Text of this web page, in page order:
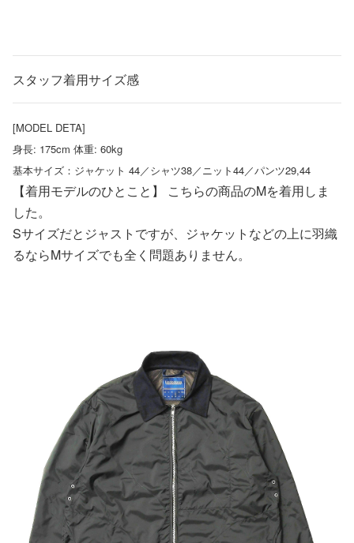
スタッフ着用サイズ感
[MODEL DETA]
身長: 175cm 体重: 60kg
基本サイズ：ジャケット 44／シャツ38／ニット44／パンツ29,44
【着用モデルのひとこと】 こちらの商品のMを着用しま
した。
Sサイズだとジャストですが、ジャケットなどの上に羽織
るならMサイズでも全く問題ありません。